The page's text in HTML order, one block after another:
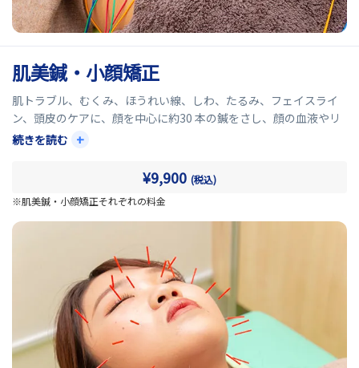
肌美鍼・小顔矯正
肌トラブル、むくみ、ほうれい線、しわ、たるみ、フェイスライ
ン、頭皮のケアに、顔を中心に約30 本の鍼をさし、顔の血液やリ
ンパの流れを改善。コラーゲンの生成を促進させることで、顔の
頭部、顔面部の血行促進を促し、ターンオーバーが活発になるよ
うに体質を変化させていきます。
し、お肌のハリ、ツヤが期待できます。
続きを読む +
¥9,900 (税込)
※肌美鍼・小顔矯正それぞれの料金